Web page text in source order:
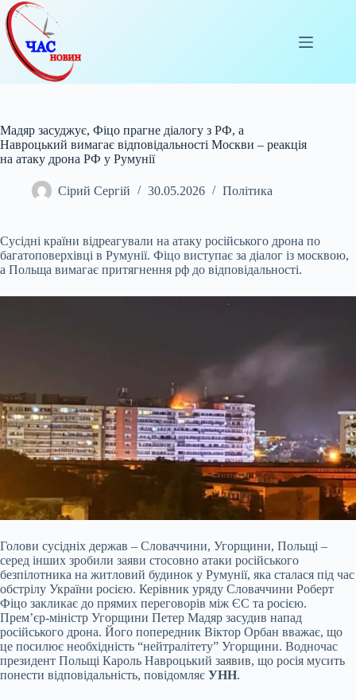
Перейти
до
вмісту
Мадяр засуджує, Фіцо прагне діалогу з РФ, а
Навроцький вимагає відповідальності Москви – реакція
на атаку дрона РФ у Румунії
Сірий Сергій 30.05.2026 Політика
Сусідні країни відреагували на атаку російського дрона по
багатоповерхівці в Румунії. Фіцо виступає за діалог із москвою,
а Польща вимагає притягнення рф до відповідальності.
Голови сусідніх держав – Словаччини, Угорщини, Польщі –
серед інших зробили заяви стосовно атаки російського
безпілотника на житловий будинок у Румунії, яка сталася під час
обстрілу України росією. Керівник уряду Словаччини Роберт
Фіцо закликає до прямих переговорів між ЄС та росією.
Прем’єр-міністр Угорщини Петер Мадяр засудив напад
російського дрона. Його попередник Віктор Орбан вважає, що
це посилює необхідність “нейтралітету” Угорщини. Водночас
президент Польщі Кароль Навроцький заявив, що росія мусить
понести відповідальність, повідомляє УНН.